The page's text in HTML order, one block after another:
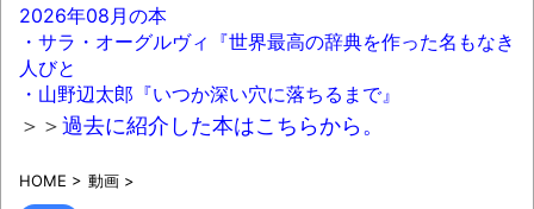
トランプ「イランが核兵器を作れば、イタ
リアを2分で消滅させる」メローニ「核を持っ
ている国で実際に使ったアホはアメリカだけ
ｗ」NEW!
NEW!
2026年08月の本
・サラ・オーグルヴィ『世界最高の辞典を作った名もなき
人びと
・山野辺太郎『いつか深い穴に落ちるまで』
＞＞過去に紹介した本はこちらから。
HOME > 動画 >